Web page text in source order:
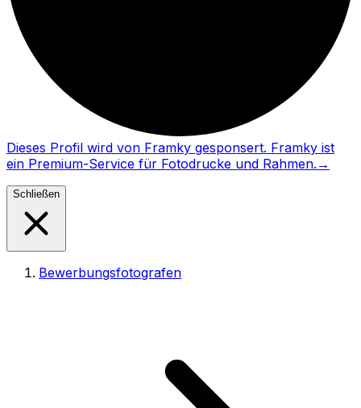
Dieses Profil wird von Framky gesponsert. Framky ist
ein Premium-Service für Fotodrucke und Rahmen. →
Schließen
Bewerbungsfotografen